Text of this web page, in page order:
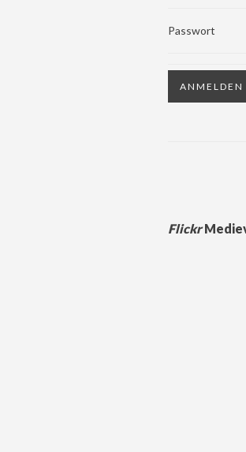
Passwort
Flickr